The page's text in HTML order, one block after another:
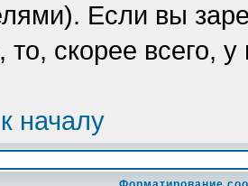
Если вы
то, скорее всего,
началу